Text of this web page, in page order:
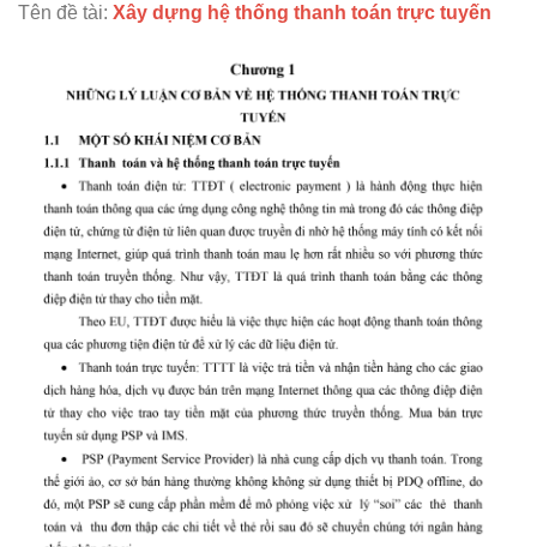
Tên đề tài: Xây dựng hệ thống thanh toán trực tuyến